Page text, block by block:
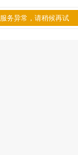
服务异常，请稍候再试